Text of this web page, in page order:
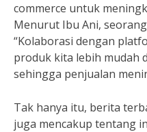
commerce untuk
Menurut Ibu Ani,
“Kolaborasi dengan
produk kita lebih mudah
sehingga penjualan
Tak hanya itu, berita
juga mencakup tentang